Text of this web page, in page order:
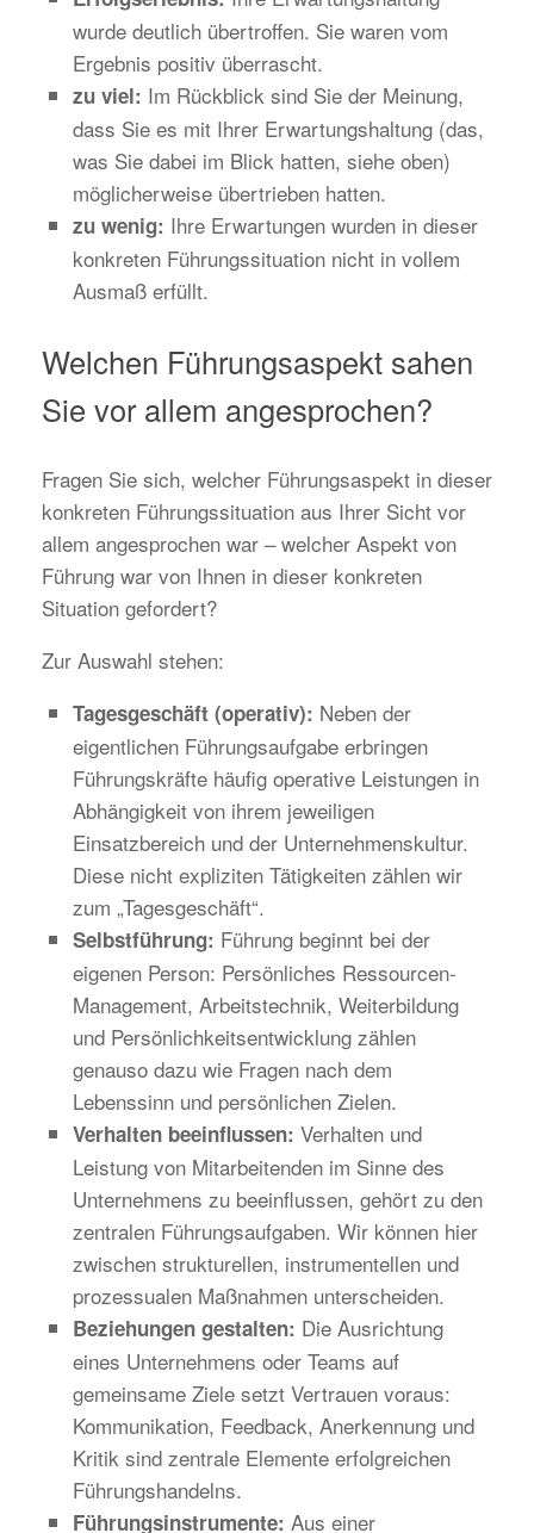
wurde deutlich übertroffen. Sie waren vom
Ergebnis positiv überrascht.
zu viel: Im Rückblick sind Sie der Meinung,
dass Sie es mit Ihrer Erwartungshaltung (das,
was Sie dabei im Blick hatten, siehe oben)
möglicherweise übertrieben hatten.
zu wenig: Ihre Erwartungen wurden in dieser
konkreten Führungssituation nicht in vollem
Ausmaß erfüllt.
Welchen Führungsaspekt sahen
Sie vor allem angesprochen?
Fragen Sie sich, welcher Führungsaspekt in dieser
konkreten Führungssituation aus Ihrer Sicht vor
allem angesprochen war – welcher Aspekt von
Führung war von Ihnen in dieser konkreten
Situation gefordert?
Zur Auswahl stehen:
Tagesgeschäft (operativ): Neben der
eigentlichen Führungsaufgabe erbringen
Führungskräfte häufig operative Leistungen in
Abhängigkeit von ihrem jeweiligen
Einsatzbereich und der Unternehmenskultur.
Diese nicht expliziten Tätigkeiten zählen wir
zum „Tagesgeschäft“.
Selbstführung: Führung beginnt bei der
eigenen Person: Persönliches Ressourcen-
Management, Arbeitstechnik, Weiterbildung
und Persönlichkeitsentwicklung zählen
genauso dazu wie Fragen nach dem
Lebenssinn und persönlichen Zielen.
Verhalten beeinflussen: Verhalten und
Leistung von Mitarbeitenden im Sinne des
Unternehmens zu beeinflussen, gehört zu den
zentralen Führungsaufgaben. Wir können hier
zwischen strukturellen, instrumentellen und
prozessualen Maßnahmen unterscheiden.
Beziehungen gestalten: Die Ausrichtung
eines Unternehmens oder Teams auf
gemeinsame Ziele setzt Vertrauen voraus:
Kommunikation, Feedback, Anerkennung und
Kritik sind zentrale Elemente erfolgreichen
Führungshandelns.
Führungsinstrumente: Aus einer